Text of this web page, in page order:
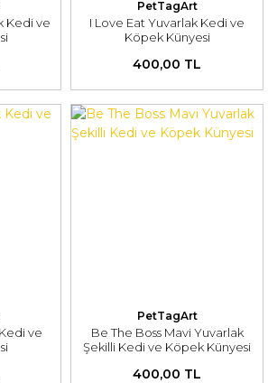
Kedi ve
PetTagArt
I Love Eat Yuvarlak Kedi ve
Köpek Künyesi
400,00 TL
ve
PetTagArt
Be The Boss Mavi Yuvarlak
Şekilli Kedi ve Köpek Künyesi
400,00 TL